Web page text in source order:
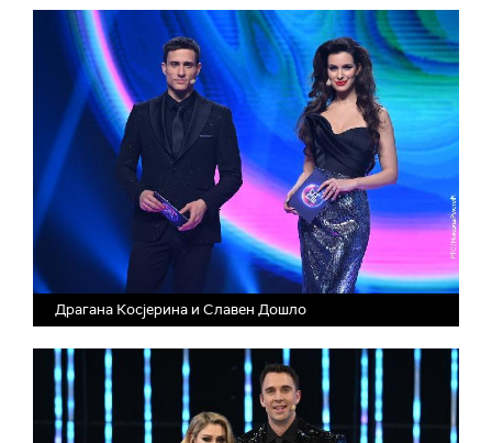
Драгана Косјерина и Славен Дошло